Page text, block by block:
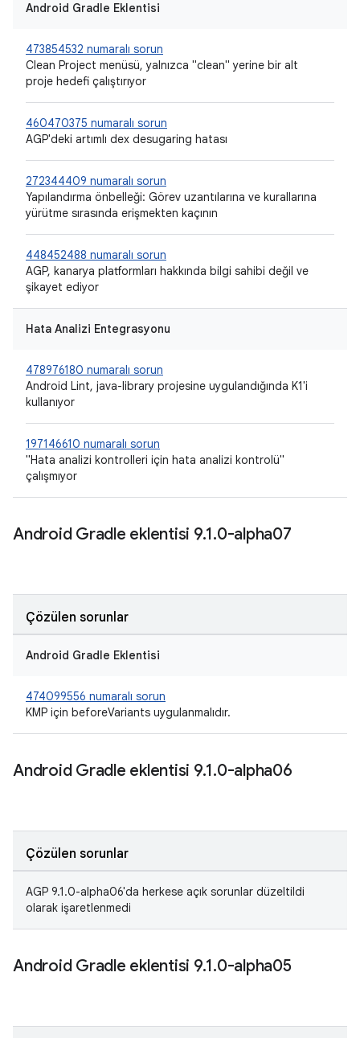
Android Gradle Eklentisi
473854532 numaralı sorun
Clean Project menüsü, yalnızca "clean" yerine bir alt
proje hedefi çalıştırıyor
460470375 numaralı sorun
AGP'deki artımlı dex desugaring hatası
272344409 numaralı sorun
Yapılandırma önbelleği: Görev uzantılarına ve kurallarına
yürütme sırasında erişmekten kaçının
448452488 numaralı sorun
AGP, kanarya platformları hakkında bilgi sahibi değil ve
şikayet ediyor
Hata Analizi Entegrasyonu
478976180 numaralı sorun
Android Lint, java-library projesine uygulandığında K1'i
kullanıyor
197146610 numaralı sorun
"Hata analizi kontrolleri için hata analizi kontrolü"
çalışmıyor
Android Gradle eklentisi 9.1.0-alpha07
Çözülen sorunlar
Android Gradle Eklentisi
474099556 numaralı sorun
KMP için beforeVariants uygulanmalıdır.
Android Gradle eklentisi 9.1.0-alpha06
Çözülen sorunlar
AGP 9.1.0-alpha06'da herkese açık sorunlar düzeltildi
olarak işaretlenmedi
Android Gradle eklentisi 9.1.0-alpha05